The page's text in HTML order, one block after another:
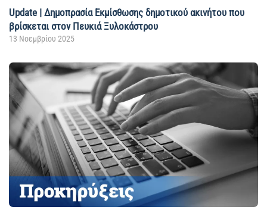
Update | Δημοπρασία Εκμίσθωσης δημοτικού ακινήτου που
βρίσκεται στον Πευκιά Ξυλοκάστρου
13 Νοεμβρίου 2025